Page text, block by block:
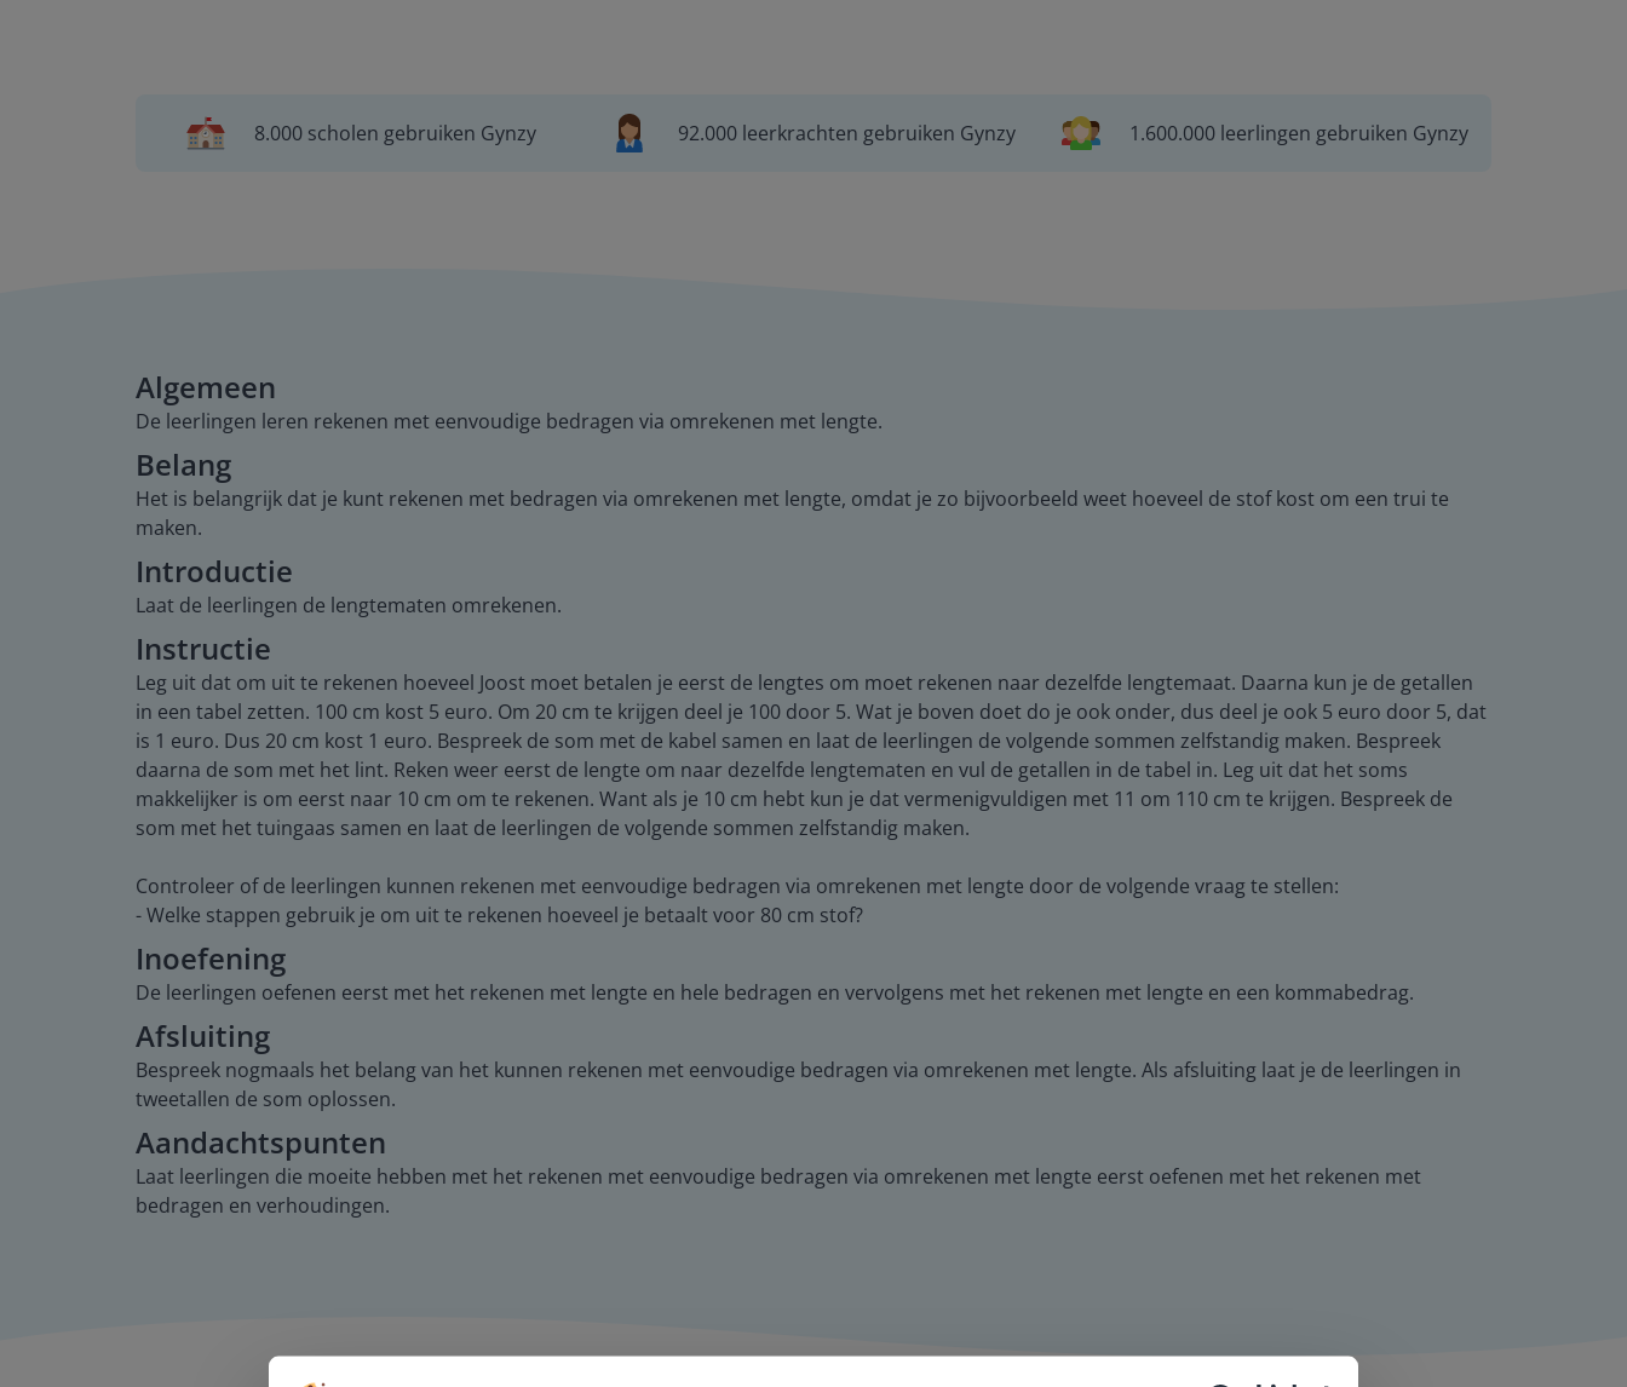
8.000 scholen gebruiken Gynzy 92.000 leerkrachten gebruiken Gynzy 1.600.000 leerlingen gebruiken Gynzy
Algemeen
De leerlingen leren rekenen met eenvoudige bedragen via omrekenen met lengte.
Belang
Het is belangrijk dat je kunt rekenen met bedragen via omrekenen met lengte, omdat je zo bijvoorbeeld weet hoeveel de stof kost om een trui te
maken.
Introductie
Laat de leerlingen de lengtematen omrekenen.
Instructie
Leg uit dat om uit te rekenen hoeveel Joost moet betalen je eerst de lengtes om moet rekenen naar dezelfde lengtemaat. Daarna kun je de getallen
in een tabel zetten. 100 cm kost 5 euro. Om 20 cm te krijgen deel je 100 door 5. Wat je boven doet do je ook onder, dus deel je ook 5 euro door 5, dat
is 1 euro. Dus 20 cm kost 1 euro. Bespreek de som met de kabel samen en laat de leerlingen de volgende sommen zelfstandig maken. Bespreek
daarna de som met het lint. Reken weer eerst de lengte om naar dezelfde lengtematen en vul de getallen in de tabel in. Leg uit dat het soms
makkelijker is om eerst naar 10 cm om te rekenen. Want als je 10 cm hebt kun je dat vermenigvuldigen met 11 om 110 cm te krijgen. Bespreek de
som met het tuingaas samen en laat de leerlingen de volgende sommen zelfstandig maken.
Controleer of de leerlingen kunnen rekenen met eenvoudige bedragen via omrekenen met lengte door de volgende vraag te stellen:
- Welke stappen gebruik je om uit te rekenen hoeveel je betaalt voor 80 cm stof?
Inoefening
De leerlingen oefenen eerst met het rekenen met lengte en hele bedragen en vervolgens met het rekenen met lengte en een kommabedrag.
Afsluiting
Bespreek nogmaals het belang van het kunnen rekenen met eenvoudige bedragen via omrekenen met lengte. Als afsluiting laat je de leerlingen in
tweetallen de som oplossen.
Aandachtspunten
Laat leerlingen die moeite hebben met het rekenen met eenvoudige bedragen via omrekenen met lengte eerst oefenen met het rekenen met
bedragen en verhoudingen.